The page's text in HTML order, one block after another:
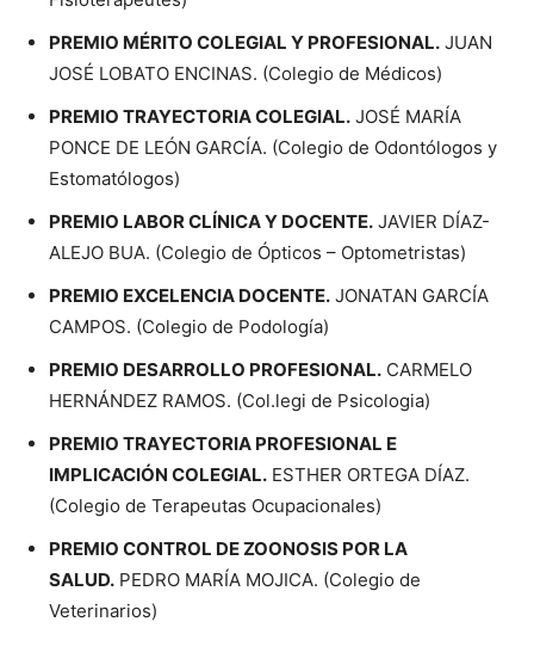
PREMIO MÉRITO COLEGIAL Y PROFESIONAL. JUAN
JOSÉ LOBATO ENCINAS. (Colegio de Médicos)
PREMIO TRAYECTORIA COLEGIAL. JOSÉ MARÍA
PONCE DE LEÓN GARCÍA. (Colegio de Odontólogos y
Estomatólogos)
PREMIO LABOR CLÍNICA Y DOCENTE. JAVIER DÍAZ-
ALEJO BUA. (Colegio de Ópticos – Optometristas)
PREMIO EXCELENCIA DOCENTE. JONATAN GARCÍA
CAMPOS. (Colegio de Podología)
PREMIO DESARROLLO PROFESIONAL. CARMELO
HERNÁNDEZ RAMOS. (Col.legi de Psicologia)
PREMIO TRAYECTORIA PROFESIONAL E
IMPLICACIÓN COLEGIAL. ESTHER ORTEGA DÍAZ.
(Colegio de Terapeutas Ocupacionales)
PREMIO CONTROL DE ZOONOSIS POR LA
SALUD. PEDRO MARÍA MOJICA. (Colegio de
Veterinarios)